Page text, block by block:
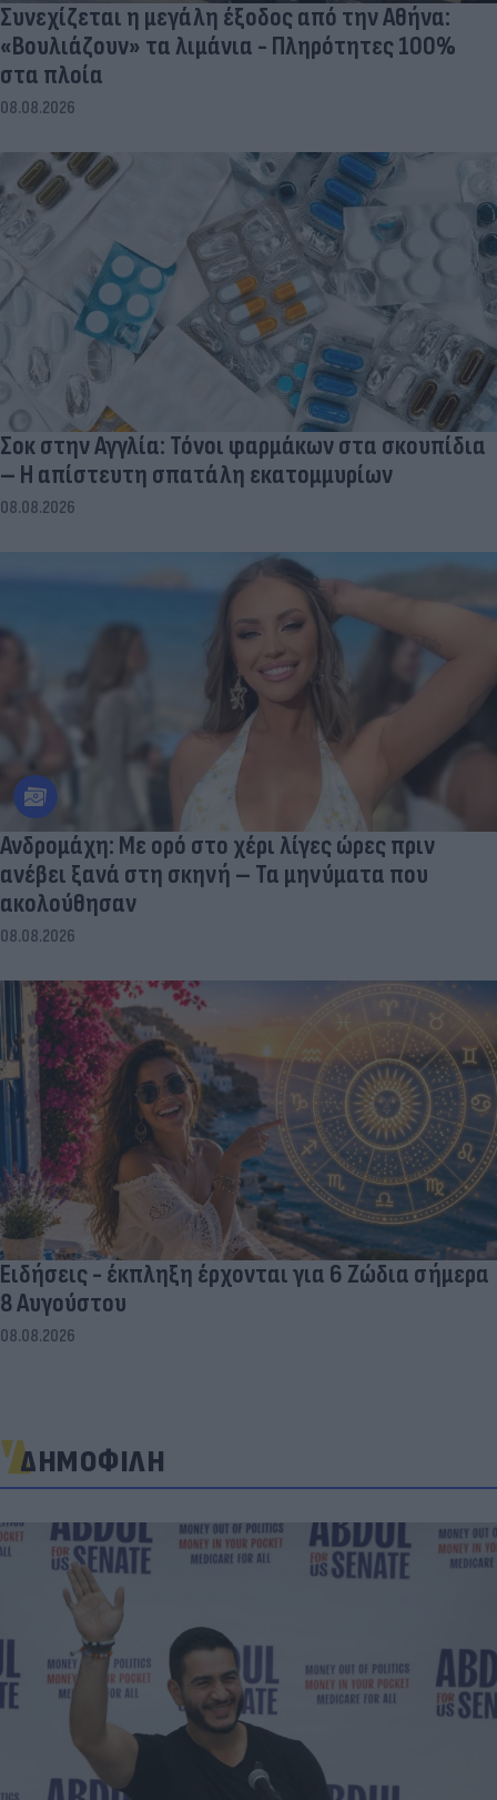
Συνεχίζεται η μεγάλη έξοδος από την Αθήνα:
«Βουλιάζουν» τα λιμάνια - Πληρότητες 100%
στα πλοία
08.08.2026
Σοκ στην Αγγλία: Τόνοι φαρμάκων στα σκουπίδια
– Η απίστευτη σπατάλη εκατομμυρίων
08.08.2026
Ανδρομάχη: Με ορό στο χέρι λίγες ώρες πριν
ανέβει ξανά στη σκηνή – Τα μηνύματα που
ακολούθησαν
08.08.2026
Ειδήσεις - έκπληξη έρχονται για 6 Ζώδια σήμερα
8 Αυγούστου
08.08.2026
ΔΗΜΟΦΙΛΗ